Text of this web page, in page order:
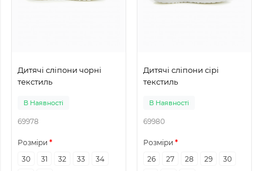
Дитячі сліпони чорні
текстиль
В Наявності
69978
Розміри
30
31 32 33
34
Дитячі сліпони сірі
текстиль
В Наявності
69980
Розміри
26
27 28 29
30